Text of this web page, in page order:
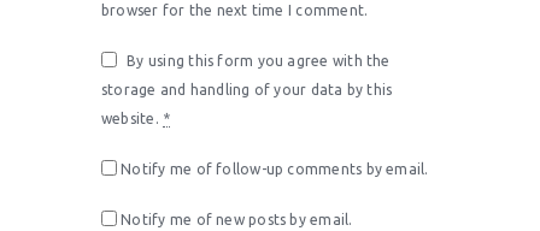
browser for the next time I comment.
By using this form you agree with the
storage and handling of your data by this
website. *
Notify me of follow-up comments by email.
Notify me of new posts by email.